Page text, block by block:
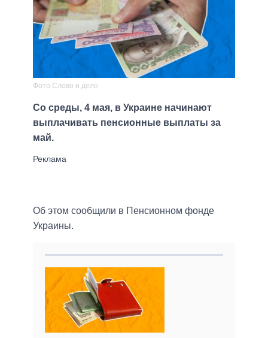
Фото Слово и дело
Со среды, 4 мая, в Украине начинают
выплачивать пенсионные выплаты за
май.
Об этом сообщили в Пенсионном фонде
Украины.